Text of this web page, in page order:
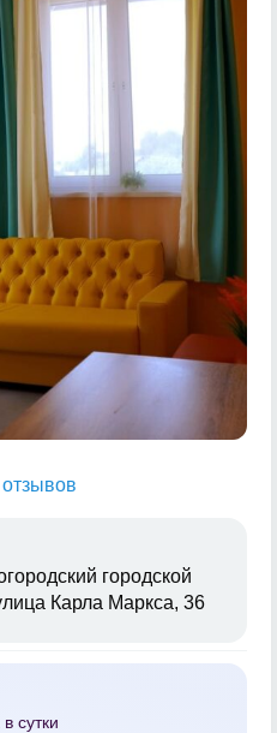
городской
Карла Маркса, 36
сутки